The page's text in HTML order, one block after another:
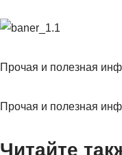
Прочая и полезная
Прочая и полезная
Читайте